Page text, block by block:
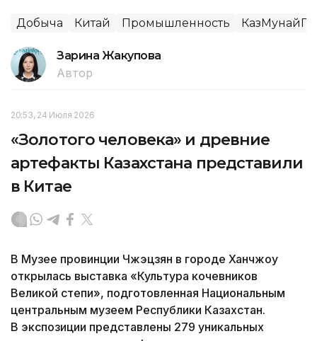
Добыча Китай Промышленность
Зарина Жакупова
Автор
20:53, 24 Июля 2026
«Золотого человека» и древние
артефакты Казахстана представили
в Китае
В Музее провинции Чжэцзян в городе Ханчжоу
открылась выставка «Культура кочевников
Великой степи», подготовленная Национальным
центральным музеем Республики Казахстан.
В экспозиции представлены 279 уникальных